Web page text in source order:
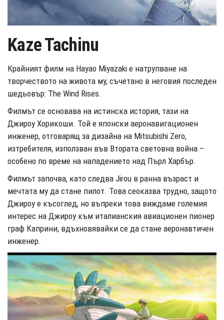
Kaze Tachinu
Крайният филм на Hayao Miyazaki е натрупване на
творчеството на живота му, съчетано в неговия последен
шедьовър: The Wind Rises.
Филмът се основава на истинска история, тази на
Джироу Хорикоши. Той е японски аеронавигационен
инженер, отговарящ за дизайна на Mitsubishi Zero,
изтребителя, използван във Втората световна война –
особено по време на нападението над Пърл Харбър.
Филмът започва, като следва Jirou в ранна възраст и
мечтата му да стане пилот. Това сеоказва трудно, защото
Джироу е късоглед, но въпреки това виждаме големия
интерес на Джироу към италианския авиационен пионер
граф Каприни, вдъхновявайки се да стане аеронавтичен
инженер.